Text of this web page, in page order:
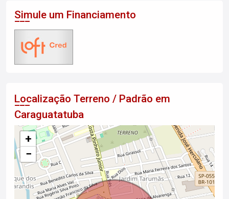
Simule um Financiamento
Localização Terreno / Padrão em
Caraguatatuba
+
−